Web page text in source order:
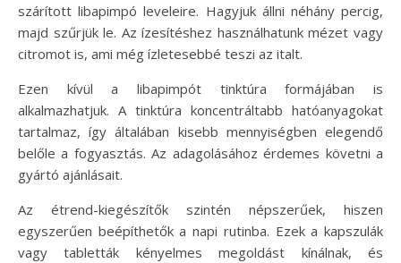
szárított libapimpó leveleire. Hagyjuk állni néhány percig,
majd szűrjük le. Az ízesítéshez használhatunk mézet vagy
citromot is, ami még ízletesebbé teszi az italt.
Ezen kívül a libapimpót tinktúra formájában is
alkalmazhatjuk. A tinktúra koncentráltabb hatóanyagokat
tartalmaz, így általában kisebb mennyiségben elegendő
belőle a fogyasztás. Az adagolásához érdemes követni a
gyártó ajánlásait.
Az étrend-kiegészítők szintén népszerűek, hiszen
egyszerűen beépíthetők a napi rutinba. Ezek a kapszulák
vagy tabletták kényelmes megoldást kínálnak, és